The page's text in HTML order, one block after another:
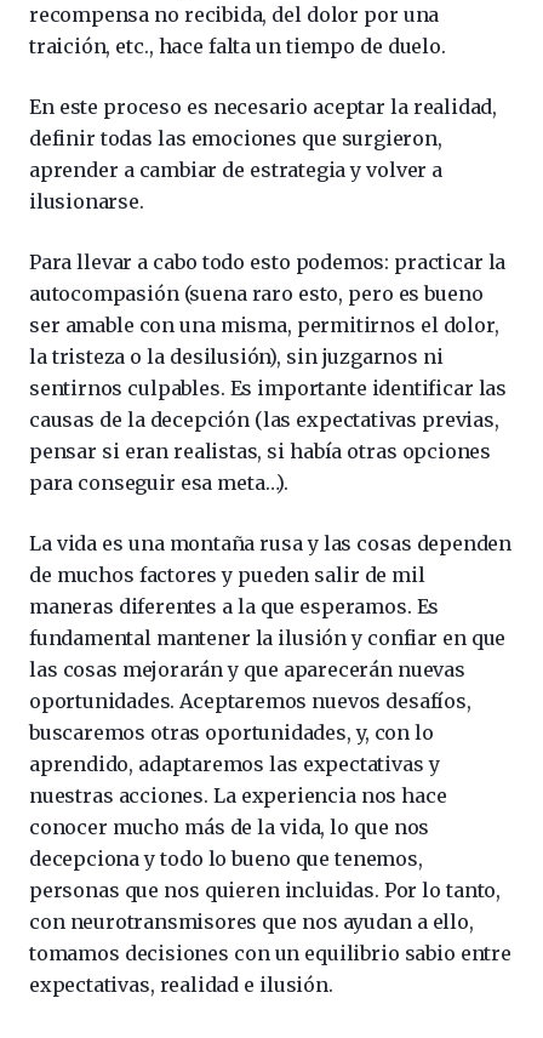
recompensa no recibida, del dolor por una
traición, etc., hace falta un tiempo de duelo.
En este proceso es necesario aceptar la realidad,
definir todas las emociones que surgieron,
aprender a cambiar de estrategia y volver a
ilusionarse.
Para llevar a cabo todo esto podemos: practicar la
autocompasión (suena raro esto, pero es bueno
ser amable con una misma, permitirnos el dolor,
la tristeza o la desilusión), sin juzgarnos ni
sentirnos culpables. Es importante identificar las
causas de la decepción (las expectativas previas,
pensar si eran realistas, si había otras opciones
para conseguir esa meta…).
La vida es una montaña rusa y las cosas dependen
de muchos factores y pueden salir de mil
maneras diferentes a la que esperamos. Es
fundamental mantener la ilusión y confiar en que
las cosas mejorarán y que aparecerán nuevas
oportunidades. Aceptaremos nuevos desafíos,
buscaremos otras oportunidades, y, con lo
aprendido, adaptaremos las expectativas y
nuestras acciones. La experiencia nos hace
conocer mucho más de la vida, lo que nos
decepciona y todo lo bueno que tenemos,
personas que nos quieren incluidas. Por lo tanto,
con neurotransmisores que nos ayudan a ello,
tomamos decisiones con un equilibrio sabio entre
expectativas, realidad e ilusión.